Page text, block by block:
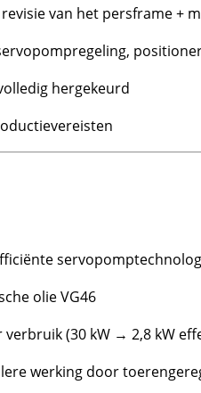
van het persframe +
hergekeurd
olie VG46
verbruik (30 kW → 2,8 kW
werking door